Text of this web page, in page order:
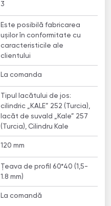
3
Este posibilă fabricarea
ușilor în conformitate cu
caracteristicile ale
clientului
La comanda
Tipul lacătului de jos:
cilindric „KALE” 252 (Turcia),
lacăt de suvald „Kale” 257
(Turcia), Cilindru Kale
120 mm
Țeava de profil 60*40 (1,5-
1.8 mm)
La comandă